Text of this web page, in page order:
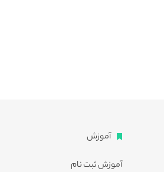
آموزش
آموزش ثبت نام